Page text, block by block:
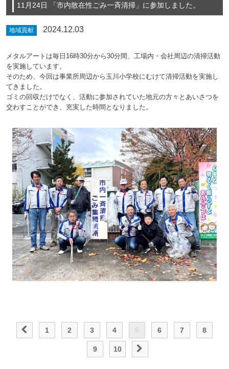
11月24日 「市内散在性ごみ一斉清掃」に参加しました。
地域貢献 2024.12.03
メタルアートは毎日16時30分から30分間、工場内・会社周辺の清掃活動
を実施しています。
そのため、今回は事業所周辺から玉川小学校にむけて清掃活動を実施し
てきました。
ゴミの回収だけでなく、活動に参加されていた地元の方々とあいさつを
交わすことができ、充実した時間となりました。
1 2 3 4 5 6 7 8
9 10